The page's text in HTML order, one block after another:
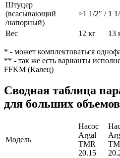
Штуцер
(всасывающий
/напорный)
>1 1/2" / 1
Вес 12 кг 13
* - может комплектоваться
** - так же есть варианты
FFKM (Калец)
Сводная таблица
для больших
Модель
Насос
Argal
TMR
20.15